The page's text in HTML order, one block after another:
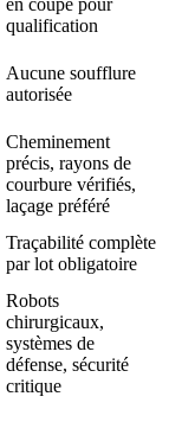
en coupe pour
qualification
Aucune soufflure
autorisée
Cheminement
précis, rayons de
courbure vérifiés,
laçage préféré
Traçabilité complète
par lot obligatoire
Robots
chirurgicaux,
systèmes de
défense, sécurité
critique